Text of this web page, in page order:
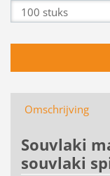
Omschrijving
Souvlaki
souvlaki